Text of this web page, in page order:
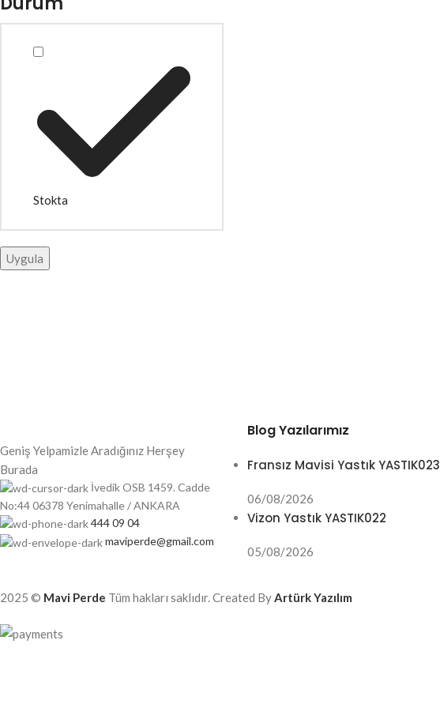
Stokta
Uygula
Geniş Yelpamizle Aradığınız Herşey
Burada
İvedik OSB 1459. Cadde
No:44 06378 Yenimahalle / ANKARA
444 09 04
maviperde@gmail.com
Blog Yazılarımız
Fransız Mavisi Yastık YASTIK023
06/08/2026
Vizon Yastık YASTIK022
05/08/2026
2025 © Mavi Perde Tüm hakları saklıdır. Created By Artürk Yazılım